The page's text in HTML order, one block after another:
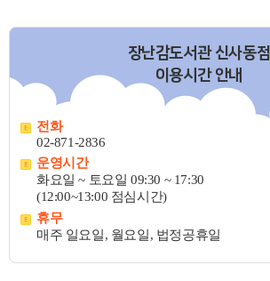
장난감도서관 신사동점
이용시간 안내
전화
02-871-2836
운영시간
화요일 ~ 토요일 09:30 ~ 17:30
(12:00~13:00 점심시간)
휴무
매주 일요일, 월요일, 법정공휴일